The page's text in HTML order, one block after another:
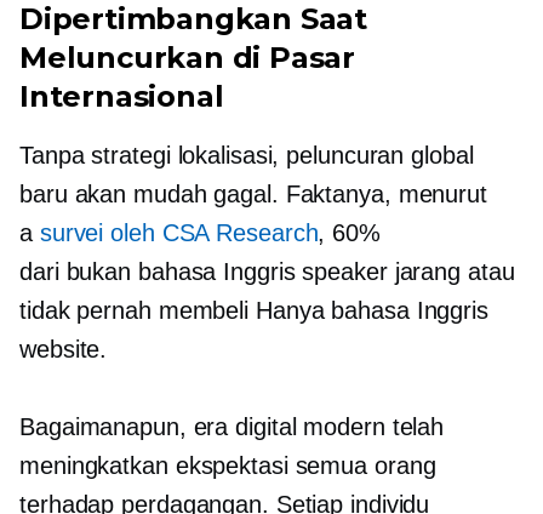
Dipertimbangkan Saat
Meluncurkan di Pasar
Internasional
Tanpa strategi lokalisasi, peluncuran global
baru akan mudah gagal. Faktanya, menurut
a survei oleh CSA Research, 60%
dari bukan bahasa Inggrisspeaker jarang atau
tidak pernah membeli Hanya bahasa Inggris
website.
Bagaimanapun, era digital modern telah
meningkatkan ekspektasi semua orang
terhadap perdagangan. Setiap individu